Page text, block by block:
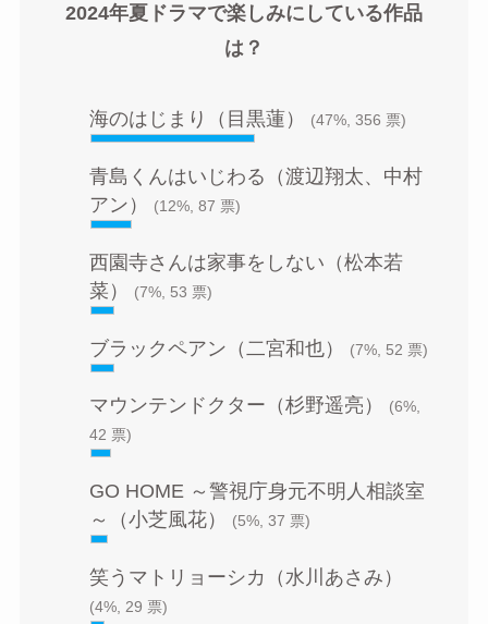
2024年夏ドラマで楽しみにしている作品
は？
海のはじまり（目黒蓮） (47%, 356 票)
青島くんはいじわる（渡辺翔太、中村
アン）
(12%, 87 票)
西園寺さんは家事をしない（松本若
菜）
(7%, 53 票)
ブラックペアン（二宮和也） (7%, 52 票)
マウンテンドクター（杉野遥亮）
(6%,
42 票)
GO HOME ～警視庁身元不明人相談室
～（小芝風花）
(5%, 37 票)
笑うマトリョーシカ（水川あさみ）
(4%, 29 票)